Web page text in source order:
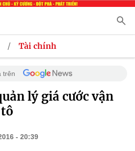
/ Tài chính
trên
lý giá cước vận
- 20:39